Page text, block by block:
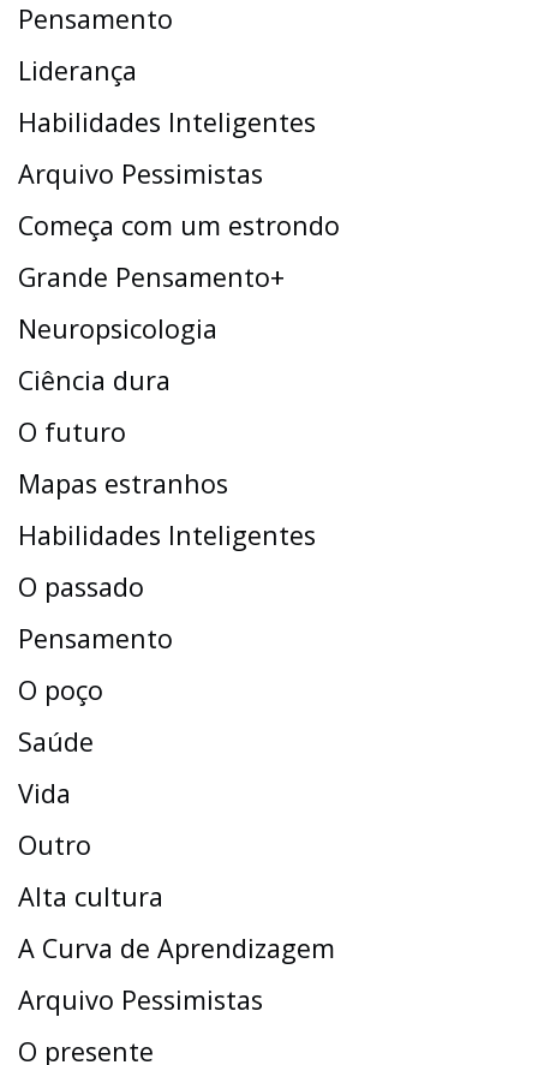
Pensamento
Liderança
Habilidades Inteligentes
Arquivo Pessimistas
Começa com um estrondo
Grande Pensamento+
Neuropsicologia
Ciência dura
O futuro
Mapas estranhos
Habilidades Inteligentes
O passado
Pensamento
O poço
Saúde
Vida
Outro
Alta cultura
A Curva de Aprendizagem
Arquivo Pessimistas
O presente